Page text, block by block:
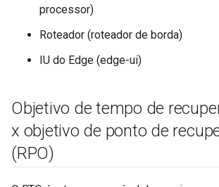
processor)
Roteador (roteador de borda)
IU do Edge (edge-ui)
Objetivo de tempo de
x objetivo de ponto de
(RPO)